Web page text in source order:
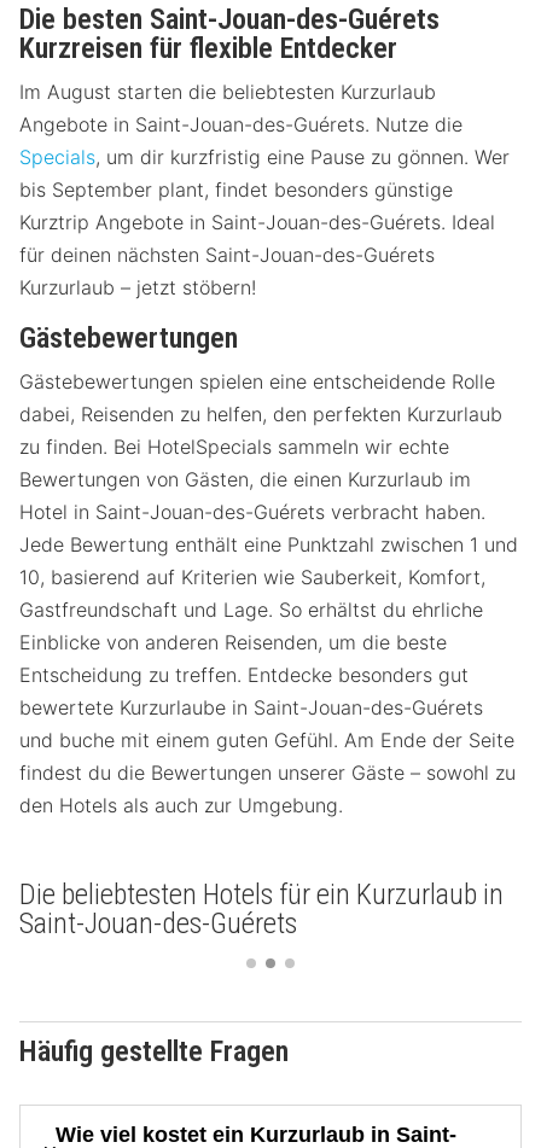
Die besten Saint-Jouan-des-Guérets
Kurzreisen für flexible Entdecker
Im August starten die beliebtesten Kurzurlaub
Angebote in Saint-Jouan-des-Guérets. Nutze die
Specials, um dir kurzfristig eine Pause zu gönnen. Wer
bis September plant, findet besonders günstige
Kurztrip Angebote in Saint-Jouan-des-Guérets. Ideal
für deinen nächsten Saint-Jouan-des-Guérets
Kurzurlaub – jetzt stöbern!
Gästebewertungen
Gästebewertungen spielen eine entscheidende Rolle
dabei, Reisenden zu helfen, den perfekten Kurzurlaub
zu finden. Bei HotelSpecials sammeln wir echte
Bewertungen von Gästen, die einen Kurzurlaub im
Hotel in Saint-Jouan-des-Guérets verbracht haben.
Jede Bewertung enthält eine Punktzahl zwischen 1 und
10, basierend auf Kriterien wie Sauberkeit, Komfort,
Gastfreundschaft und Lage. So erhältst du ehrliche
Einblicke von anderen Reisenden, um die beste
Entscheidung zu treffen. Entdecke besonders gut
bewertete Kurzurlaube in Saint-Jouan-des-Guérets
und buche mit einem guten Gefühl. Am Ende der Seite
findest du die Bewertungen unserer Gäste – sowohl zu
den Hotels als auch zur Umgebung.
Die beliebtesten Hotels für ein Kurzurlaub in
Saint-Jouan-des-Guérets
Häufig gestellte Fragen
Wie viel kostet ein Kurzurlaub in Saint-